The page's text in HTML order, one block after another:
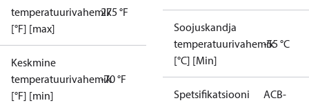
temperatuurivahemik
[°F] [max]
275 °F
Keskmine
temperatuurivahemik
[°F] [min]
-70 °F
Soojuskandja
temperatuurivahemik
[°C] [Min]
-55 °C
Spetsifikatsiooni
ACB-